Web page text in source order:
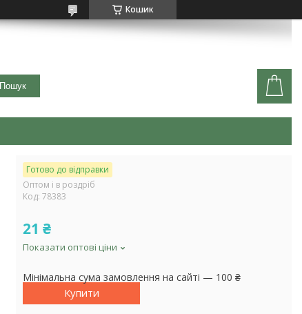
Кошик
Пошук
Готово до відправки
Оптом і в роздріб
Код: 78383
21 ₴
Показати оптові ціни
Мінімальна сума замовлення на сайті — 100 ₴
Купити